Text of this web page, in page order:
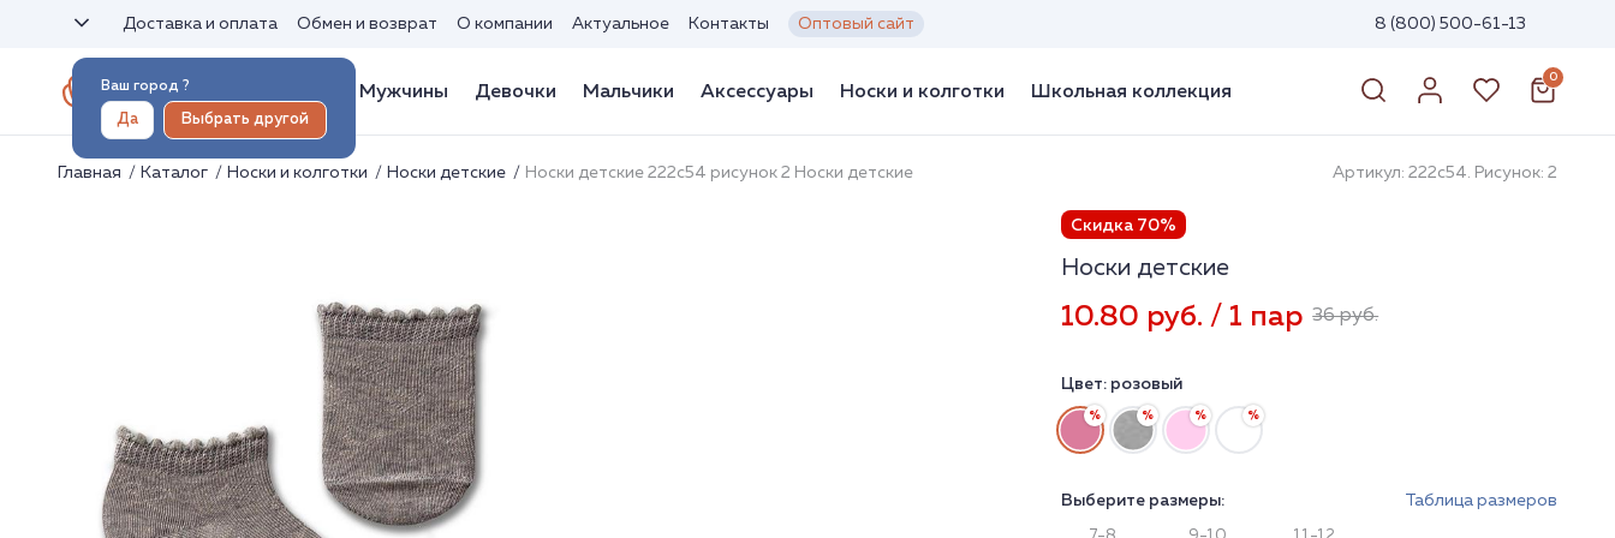
Ваш город ?
Да Выбрать другой
Доставка и оплата Обмен и возврат О компании Актуальное Контакты Оптовый сайт 8 (800) 500-61-13
Мужчины Девочки Мальчики Аксессуары Носки и колготки Школьная коллекция
0
Главная Каталог Носки и колготки Носки детские Носки детские 222с54 рисунок 2 Носки детские Артикул: 222с54. Рисунок: 2
Скидка 70%
Носки детские
10.80 руб. / 1 пар 36 руб.
Цвет: розовый
Выберите размеры: Таблица размеров